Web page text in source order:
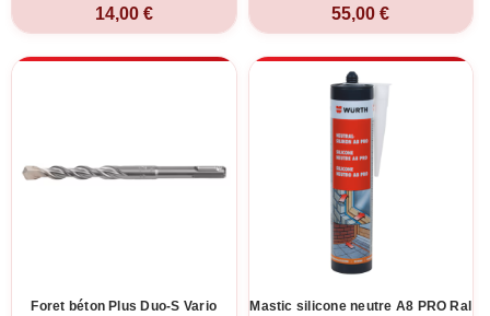
14,00 € 55,00 €
Foret béton Plus Duo-S Vario
Mastic silicone neutre A8 PRO Ral